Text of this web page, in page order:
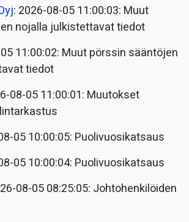
: 2026-08-05 11:00:03: Muut
nojalla julkistettavat tiedot
11:00:02: Muut pörssin sääntöjen
tiedot
08-05 11:00:01: Muutokset
05 10:00:05: Puolivuosikatsaus
05 10:00:04: Puolivuosikatsaus
08-05 08:25:05: Johtohenkilöiden